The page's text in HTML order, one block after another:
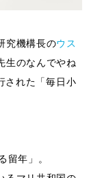
究機構長のウス
生のなんでやね
された「毎日小
留年」。